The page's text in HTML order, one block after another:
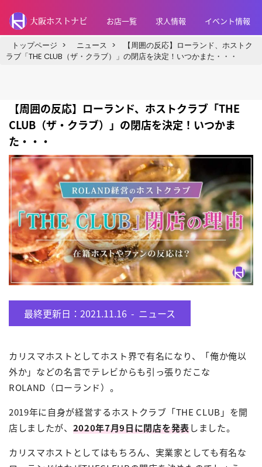
大阪ホストナビ お店一覧 求人情報 イベント情報
トップページ > ニュース >
【周囲の反応】ローランド、ホストク
ラブ「THE CLUB（ザ・クラブ）」の閉店を決定！いつかまた・・・
【周囲の反応】ローランド、ホストクラブ「THE
CLUB（ザ・クラブ）」の閉店を決定！いつかま
た・・・
最終更新日：2021.11.16 - ニュース
カリスマホストとしてホスト界で有名になり、「俺か俺以
外か」などの名言でテレビからも引っ張りだこな
ROLAND（ローランド）。
2019年に自身が経営するホストクラブ「THE CLUB」を開
店しましたが、 2020年7月9日に閉店を発表しました。
カリスマホストとしてはもちろん、実業家としても有名な